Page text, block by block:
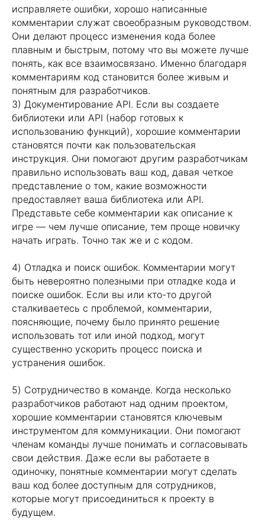
исправляете ошибки, хорошо написанные
комментарии служат своеобразным руководством.
Они делают процесс изменения кода более
плавным и быстрым, потому что вы можете лучше
понять, как все взаимосвязано. Именно благодаря
комментариям код становится более живым и
понятным для разработчиков.
3) Документирование API. Если вы создаете
библиотеки или API (набор готовых к
использованию функций), хорошие комментарии
становятся почти как пользовательская
инструкция. Они помогают другим разработчикам
правильно использовать ваш код, давая четкое
представление о том, какие возможности
предоставляет ваша библиотека или API.
Представьте себе комментарии как описание к
игре — чем лучше описание, тем проще новичку
начать играть. Точно так же и с кодом.
4) Отладка и поиск ошибок. Комментарии могут
быть невероятно полезными при отладке кода и
поиске ошибок. Если вы или кто-то другой
сталкиваетесь с проблемой, комментарии,
поясняющие, почему было принято решение
использовать тот или иной подход, могут
существенно ускорить процесс поиска и
устранения ошибок.
5) Сотрудничество в команде. Когда несколько
разработчиков работают над одним проектом,
хорошие комментарии становятся ключевым
инструментом для коммуникации. Они помогают
членам команды лучше понимать и согласовывать
свои действия. Даже если вы работаете в
одиночку, понятные комментарии могут сделать
ваш код более доступным для сотрудников,
которые могут присоединиться к проекту в
будущем.